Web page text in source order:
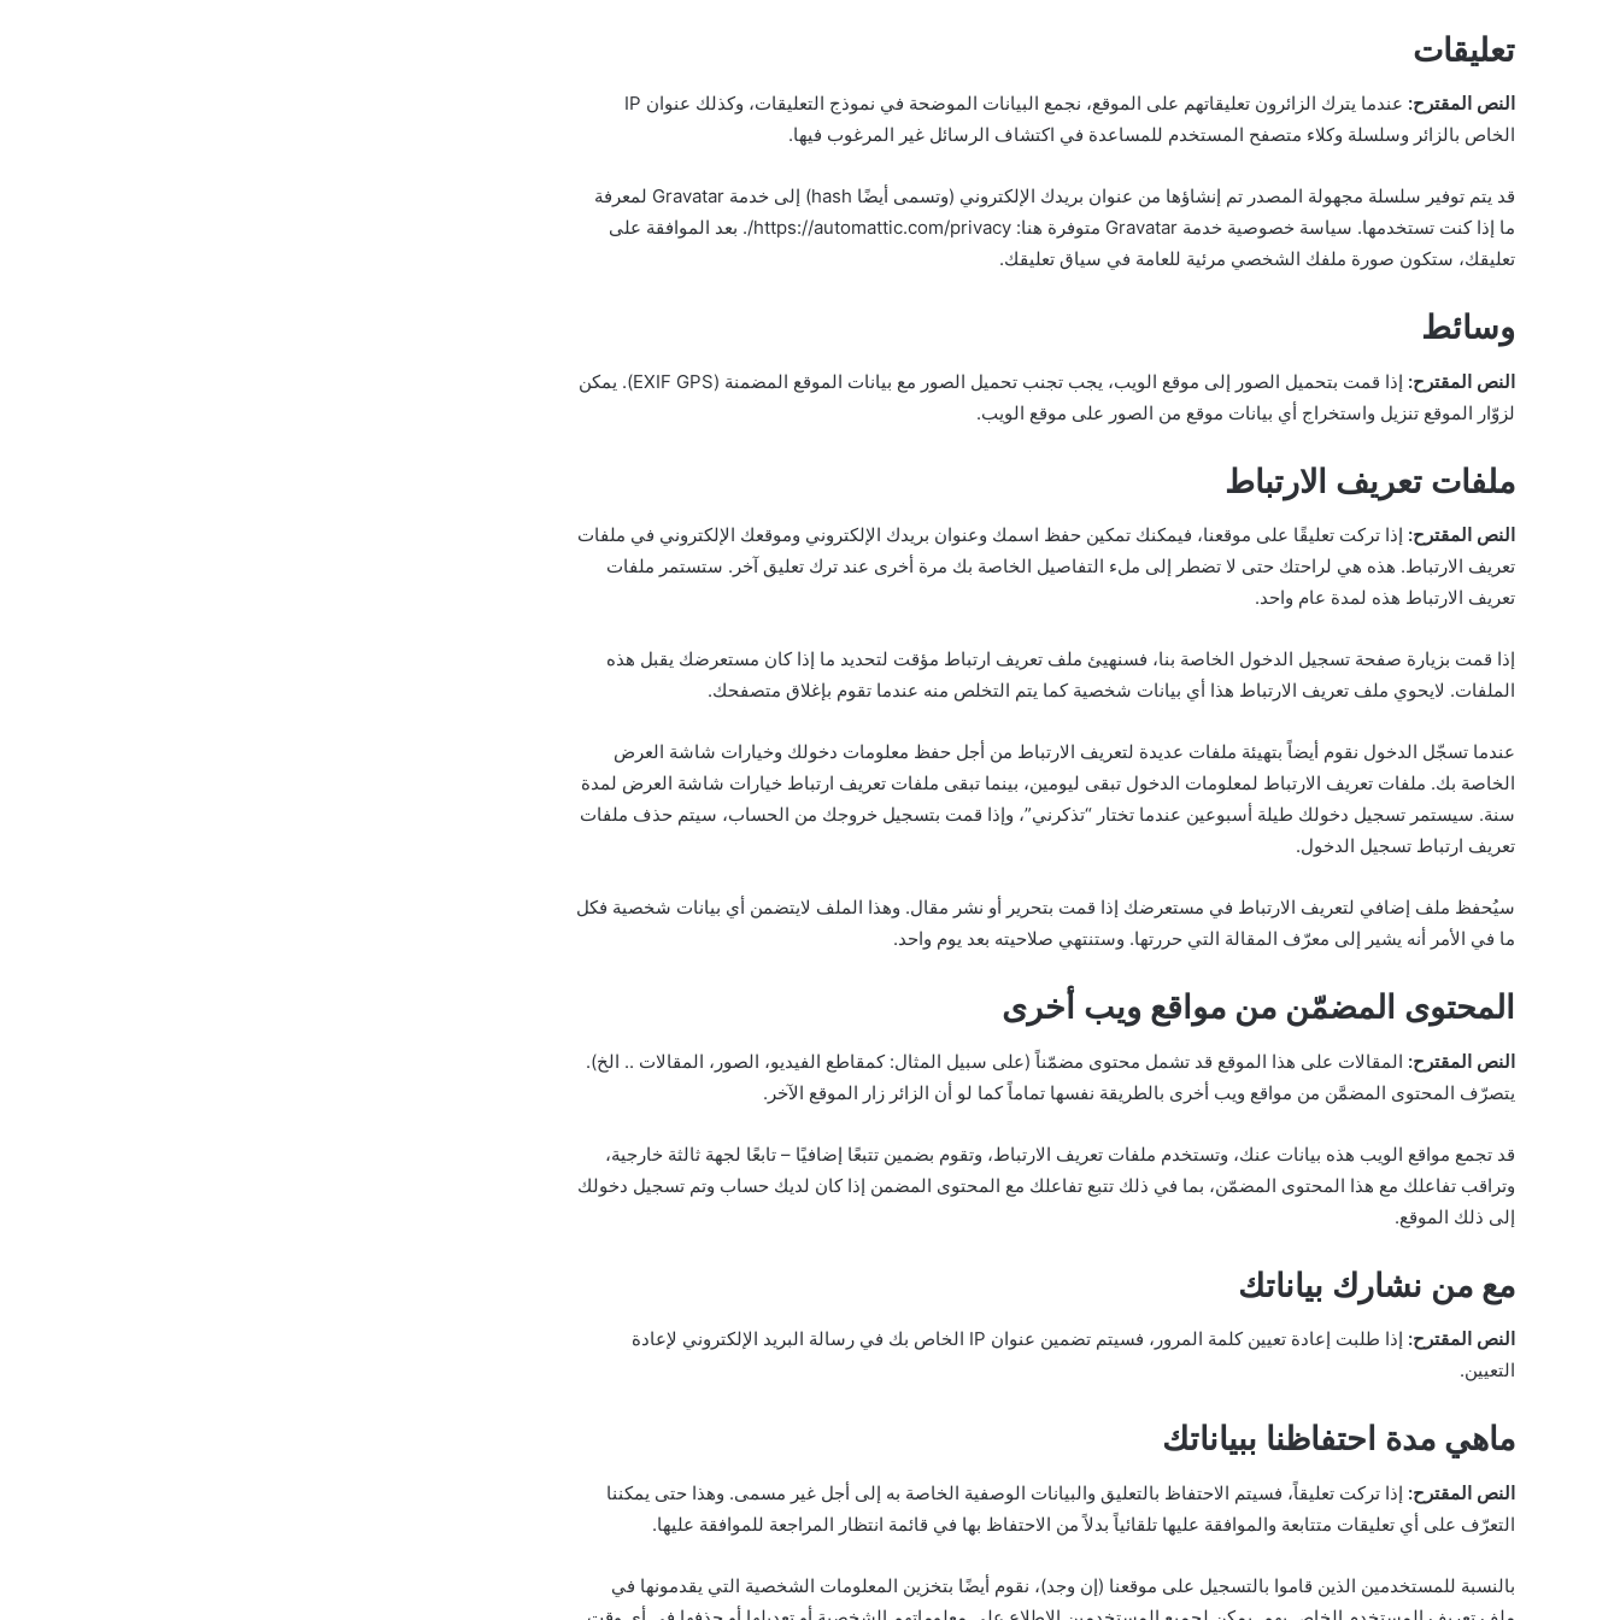
تعليقات
النص المقترح:
عندما يترك الزائرون تعليقاتهم على الموقع، نجمع البيانات الموضحة في نموذج التعليقات، وكذلك عنوان IP
الخاص بالزائر وسلسلة وكلاء متصفح المستخدم للمساعدة في اكتشاف الرسائل غير المرغوب فيها.
قد يتم توفير سلسلة مجهولة المصدر تم إنشاؤها من عنوان بريدك الإلكتروني (وتسمى أيضًا hash) إلى خدمة Gravatar لمعرفة
ما إذا كنت تستخدمها. سياسة خصوصية خدمة Gravatar متوفرة هنا: https://automattic.com/privacy/. بعد الموافقة على
تعليقك، ستكون صورة ملفك الشخصي مرئية للعامة في سياق تعليقك.
وسائط
النص المقترح:
إذا قمت بتحميل الصور إلى موقع الويب، يجب تجنب تحميل الصور مع بيانات الموقع المضمنة (EXIF GPS). يمكن
لزوّار الموقع تنزيل واستخراج أي بيانات موقع من الصور على موقع الويب.
ملفات تعريف الارتباط
النص المقترح: إذا تركت تعليقًا على موقعنا، فيمكنك تمكين حفظ اسمك وعنوان بريدك الإلكتروني وموقعك الإلكتروني في ملفات
تعريف الارتباط. هذه هي لراحتك حتى لا تضطر إلى ملء التفاصيل الخاصة بك مرة أخرى عند ترك تعليق آخر. ستستمر ملفات
تعريف الارتباط هذه لمدة عام واحد.
إذا قمت بزيارة صفحة تسجيل الدخول الخاصة بنا، فسنهيئ ملف تعريف ارتباط مؤقت لتحديد ما إذا كان مستعرضك يقبل هذه
الملفات. لايحوي ملف تعريف الارتباط هذا أي بيانات شخصية كما يتم التخلص منه عندما تقوم بإغلاق متصفحك.
عندما تسجّل الدخول نقوم أيضاً بتهيئة ملفات عديدة لتعريف الارتباط من أجل حفظ معلومات دخولك وخيارات شاشة العرض
الخاصة بك. ملفات تعريف الارتباط لمعلومات الدخول تبقى ليومين، بينما تبقى ملفات تعريف ارتباط خيارات شاشة العرض لمدة
سنة. سيستمر تسجيل دخولك طيلة أسبوعين عندما تختار “تذكرني”، وإذا قمت بتسجيل خروجك من الحساب، سيتم حذف ملفات
تعريف ارتباط تسجيل الدخول.
سيُحفظ ملف إضافي لتعريف الارتباط في مستعرضك إذا قمت بتحرير أو نشر مقال. وهذا الملف لايتضمن أي بيانات شخصية فكل
ما في الأمر أنه يشير إلى معرّف المقالة التي حررتها. وستنتهي صلاحيته بعد يوم واحد.
المحتوى المضمّن من مواقع ويب أخرى
النص المقترح: المقالات على هذا الموقع قد تشمل محتوى مضمّناً (على سبيل المثال: كمقاطع الفيديو، الصور، المقالات .. الخ).
يتصرّف المحتوى المضمَّن من مواقع ويب أخرى بالطريقة نفسها تماماً كما لو أن الزائر زار الموقع الآخر.
قد تجمع مواقع الويب هذه بيانات عنك، وتستخدم ملفات تعريف الارتباط، وتقوم بضمين تتبعًا إضافيًا – تابعًا لجهة ثالثة خارجية،
وتراقب تفاعلك مع هذا المحتوى المضمّن، بما في ذلك تتبع تفاعلك مع المحتوى المضمن إذا كان لديك حساب وتم تسجيل دخولك
إلى ذلك الموقع.
مع من نشارك بياناتك
النص المقترح:
إذا طلبت إعادة تعيين كلمة المرور، فسيتم تضمين عنوان IP الخاص بك في رسالة البريد الإلكتروني لإعادة
التعيين.
ماهي مدة احتفاظنا ببياناتك
النص المقترح: إذا تركت تعليقاً، فسيتم الاحتفاظ بالتعليق والبيانات الوصفية الخاصة به إلى أجل غير مسمى. وهذا حتى يمكننا
التعرّف على أي تعليقات متتابعة والموافقة عليها تلقائياً بدلاً من الاحتفاظ بها في قائمة انتظار المراجعة للموافقة عليها.
بالنسبة للمستخدمين الذين قاموا بالتسجيل على موقعنا (إن وجد)، نقوم أيضًا بتخزين المعلومات الشخصية التي يقدمونها في